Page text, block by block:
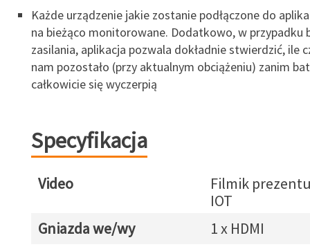
Każde urządzenie jakie zostanie podłączone do
na bieżąco monitorowane. Dodatkowo, w przypadku
zasilania, aplikacja pozwala dokładnie stwierdzić, ile
nam pozostało (przy aktualnym obciążeniu) zanim
całkowicie się wyczerpią
Specyfikacja
Video
Filmik
IOT
Gniazda we/wy
1 x HDMI